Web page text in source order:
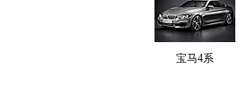
宝马4系